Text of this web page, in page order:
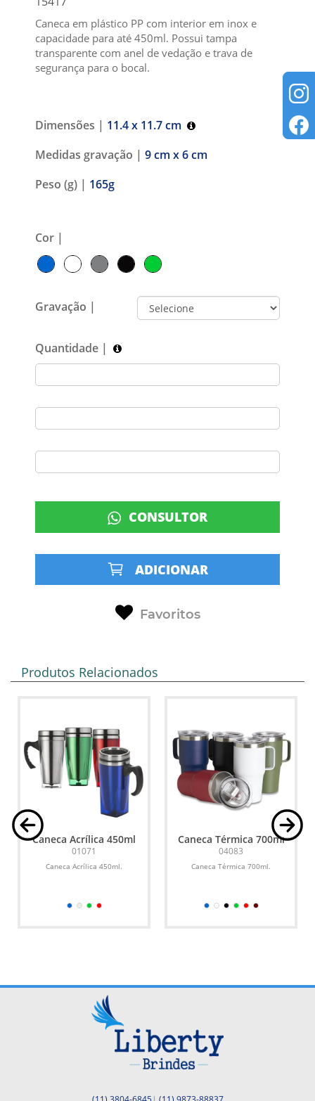
Caneca em plástico PP com interior em inox e
capacidade para até 450ml. Possui tampa
transparente com anel de vedação e trava de
segurança para o bocal.
Dimensões | 11.4 x 11.7 cm
Medidas gravação | 9 cm x 6 cm
Peso (g) | 165g
Cor |
Gravação |
Quantidade |
CONSULTOR
ADICIONAR
Favoritos
Produtos Relacionados
Caneca Acrílica 450ml
01071
Caneca Acrílica 450ml.
Caneca Térmica 700ml
04083
Caneca Térmica 700ml.